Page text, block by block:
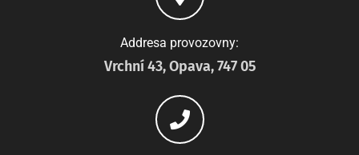
Addresa provozovny:
Vrchní 43, Opava, 747 05